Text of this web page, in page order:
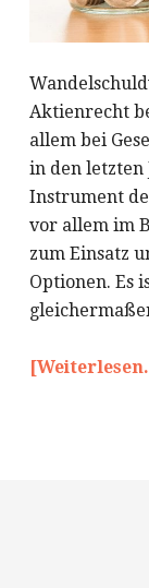
Aktienrecht
allem bei
in den letzten
Instrument
vor allem im
zum Einsatz
Optionen. Es